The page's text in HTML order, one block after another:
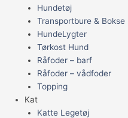
Hundetøj
Transportbure & Bokse
HundeLygter
Tørkost Hund
Råfoder – barf
Råfoder – vådfoder
Topping
Kat
Katte Legetøj